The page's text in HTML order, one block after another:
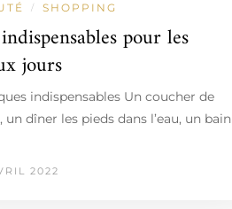
/ SHOPPING
pour les
jours
indispensables Un coucher de
un dîner les pieds dans l’eau, un bain
2022